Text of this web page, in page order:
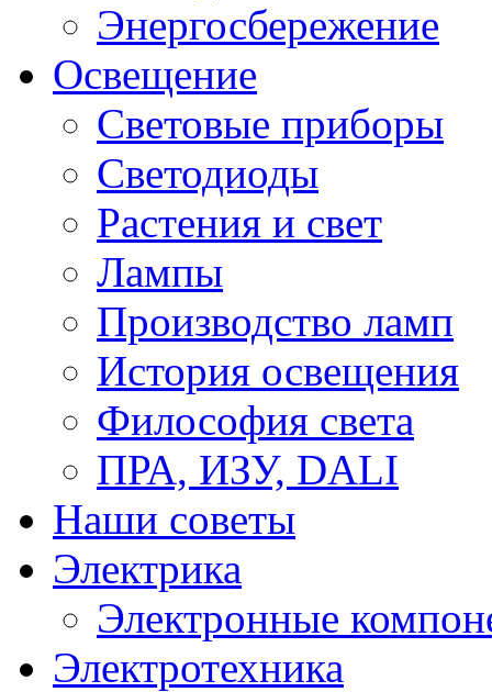
Энергосбережение
Освещение
Световые приборы
Светодиоды
Растения и свет
Лампы
Производство ламп
История освещения
Философия света
ПРА, ИЗУ, DALI
Наши советы
Электрика
Электронные
Электротехника